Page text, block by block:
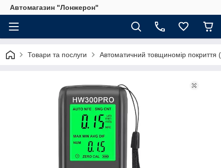
Автомагазин "Лонжерон"
Товари та послуги Автоматичний товщиномір